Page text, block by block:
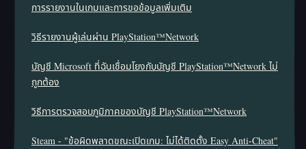
การรายงานในเกมและการขอข้อมูลเพิ่มเติม
วิธีรายงานผู้เล่นผ่าน PlayStation™Network
บัญชี Microsoft ที่ฉันเชื่อมโยงกับบัญชี PlayStation™Network ไม่
ถูกต้อง
วิธีการตรวจสอบภูมิภาคของบัญชี PlayStation™Network
Steam - "ข้อผิดพลาดขณะเปิดเกม: ไม่ได้ติดตั้ง Easy Anti-Cheat"